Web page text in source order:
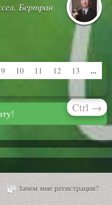
Бертран
9 10 11 12 13 ...
Ctrl →
Зачем мне регистрация?